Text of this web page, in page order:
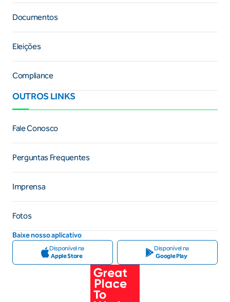
Documentos
Eleições
Compliance
OUTROS LINKS
Fale Conosco
Perguntas Frequentes
Imprensa
Fotos
Baixe nosso aplicativo
Disponível na
Apple Store
Disponível na
Google Play